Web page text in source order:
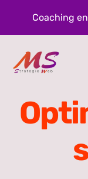
Coaching